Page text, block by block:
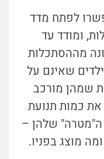
לפתח מדד
ומודד עד
מההסתכלות
שאינם על
שמהן מורכב
כמות תנועת
ה"מטרה" שלהן –
מוצג בפניו.